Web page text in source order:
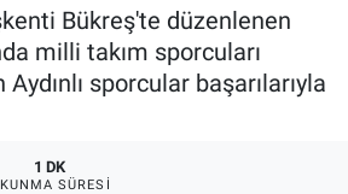
Bükreş'te düzenlenen
milli takım sporcuları
sporcular başarılarıyla
1 DK
SÜRESI